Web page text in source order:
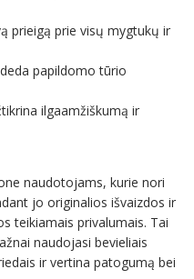
prieigą prie visų mygtukų ir
papildomo tūrio
ilgaamžiškumą ir
naudotojams, kurie nori
jo originalios išvaizdos ir
teikiamais privalumais. Tai
naudojasi bevieliais
ir vertina patogumą bei